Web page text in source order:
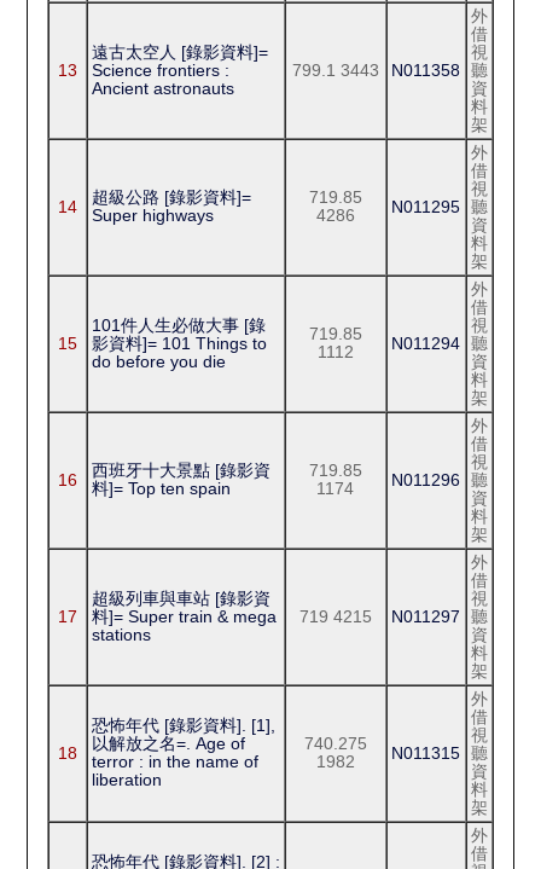
13
遠古太空人 [錄影資料]=
Science frontiers :
Ancient astronauts
799.1 3443 N011358
外
借
視
聽
資
料
架
14
超級公路 [錄影資料]=
Super highways
719.85
4286
N011295
外
借
視
聽
資
料
架
15
101件人生必做大事 [錄
影資料]= 101 Things to
do before you die
719.85
1112
N011294
外
借
視
聽
資
料
架
16
西班牙十大景點 [錄影資
料]= Top ten spain
719.85
1174
N011296
外
借
視
聽
資
料
架
17
超級列車與車站 [錄影資
料]= Super train & mega
stations
719 4215 N011297
外
借
視
聽
資
料
架
18
恐怖年代 [錄影資料]. [1],
以解放之名=. Age of
terror : in the name of
liberation
740.275
1982
N011315
外
借
視
聽
資
料
架
恐怖年代 [錄影資料]. [2] :
外
借